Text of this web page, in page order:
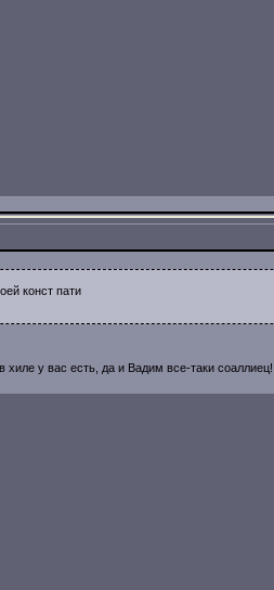
конст пати
у вас есть, да и Вадим все-таки соаллиец!